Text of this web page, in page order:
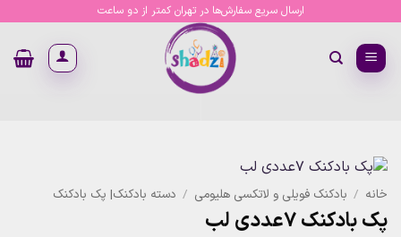
content
ارسال سریع سفارش‌ها در تهران کمتر از دو ساعت
خانه / بادکنک فویلی و لاتکسی هلیومی / دسته بادکنک| پک بادکنک
پک بادکنک 7عددی لب